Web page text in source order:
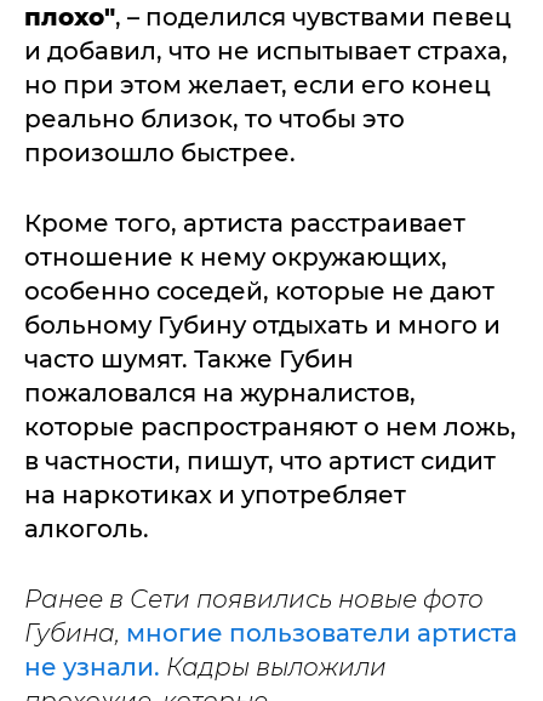
плохо", – поделился чувствами певец
и добавил, что не испытывает страха,
но при этом желает, если его конец
реально близок, то чтобы это
произошло быстрее.
Кроме того, артиста расстраивает
отношение к нему окружающих,
особенно соседей, которые не дают
больному Губину отдыхать и много и
часто шумят. Также Губин
пожаловался на журналистов,
которые распространяют о нем ложь,
в частности, пишут, что артист сидит
на наркотиках и употребляет
алкоголь.
Ранее в Сети появились новые фото
Губина, многие пользователи артиста
не узнали. Кадры выложили